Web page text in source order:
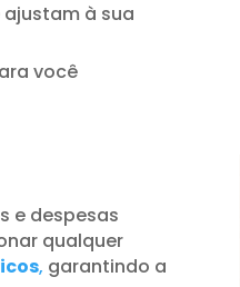
à sua
você
e despesas
qualquer
, garantindo a